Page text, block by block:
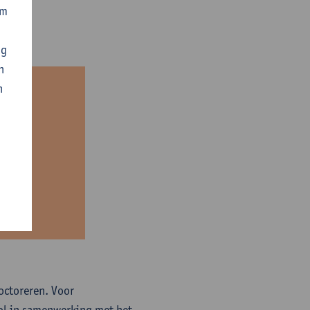
Voor